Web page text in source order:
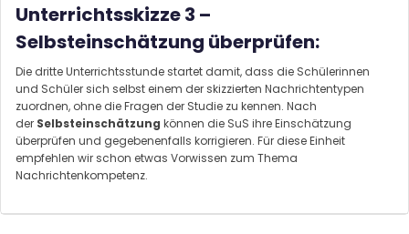
Unterrichtsskizze 3 –
Selbsteinschätzung überprüfen:
Die dritte Unterrichtsstunde startet damit, dass die Schülerinnen
und Schüler sich selbst einem der skizzierten Nachrichtentypen
zuordnen, ohne die Fragen der Studie zu kennen. Nach
der Selbsteinschätzung können die SuS ihre Einschätzung
überprüfen und gegebenenfalls korrigieren. Für diese Einheit
empfehlen wir schon etwas Vorwissen zum Thema
Nachrichtenkompetenz.